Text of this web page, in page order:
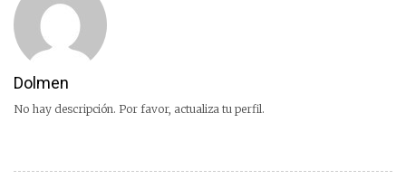
Dolmen
No hay descripción. Por favor, actualiza tu perfil.